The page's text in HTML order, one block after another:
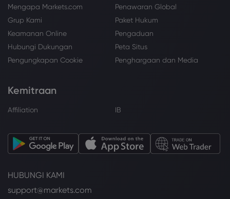
Mengapa Markets.com
Penawaran Global
Grup Kami
Paket Hukum
Keamanan Online
Pengaduan
Hubungi Dukungan
Peta Situs
Pengungkapan Cookie
Penghargaan dan Media
Kemitraan
Affiliation IB
HUBUNGI KAMI
support@markets.com